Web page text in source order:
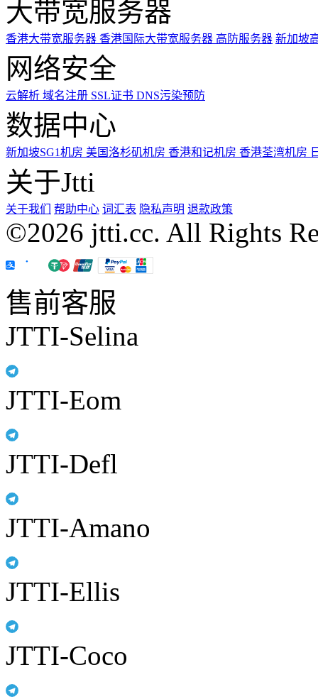
大带宽服务器
香港大带宽服务器 香港国际大带宽服务器 高防服务器 新加坡
网络安全
云解析 域名注册 SSL证书 DNS污染预防
数据中心
新加坡SG1机房 美国洛杉矶机房 香港和记机房 香港荃湾机房
关于Jtti
关于我们 帮助中心 词汇表 隐私声明 退款政策
©2026 jtti.cc. All Rights
售前客服
JTTI-Selina
JTTI-Eom
JTTI-Defl
JTTI-Amano
JTTI-Ellis
JTTI-Coco